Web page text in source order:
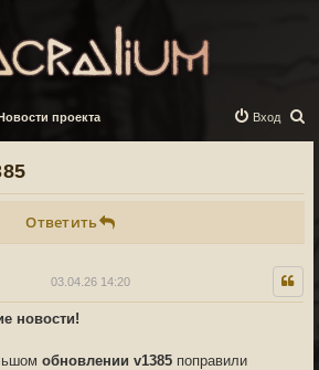
проекта
о
Вход
Ответить
03.04.26 14:20
новости!
обновлении v1385 поправили